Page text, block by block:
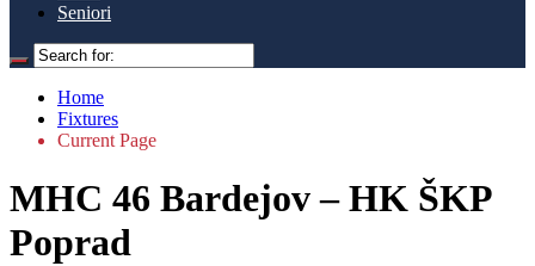
Seniori
Home
Fixtures
Current Page
MHC 46 Bardejov – HK ŠKP
Poprad